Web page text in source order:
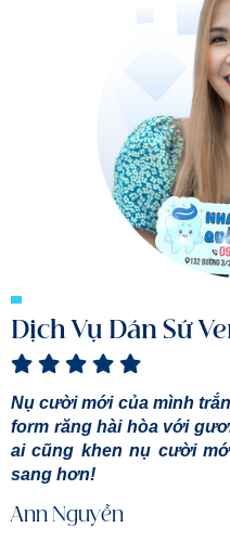
Dịch Vụ Dán Sứ
Nụ cười mới của mình
form răng hài hòa với
ai cũng khen nụ cười
sang hơn!
Ann Nguyễn